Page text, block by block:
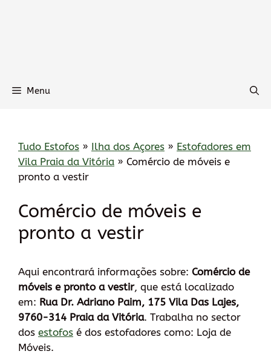
Menu
Tudo Estofos » Ilha dos Açores » Estofadores em
Vila Praia da Vitória » Comércio de móveis e
pronto a vestir
Comércio de móveis e
pronto a vestir
Aqui encontrará informações sobre: Comércio de
móveis e pronto a vestir, que está localizado
em: Rua Dr. Adriano Paim, 175 Vila Das Lajes,
9760-314 Praia da Vitória. Trabalha no sector
dos estofos é dos estofadores como: Loja de
Móveis.